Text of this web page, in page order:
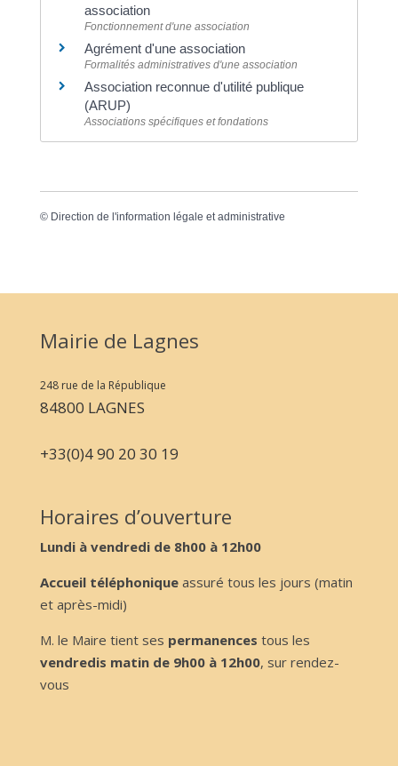
association
Fonctionnement d'une association
Agrément d'une association
Formalités administratives d'une association
Association reconnue d'utilité publique
(ARUP)
Associations spécifiques et fondations
© Direction de l'information légale et administrative
Mairie de Lagnes
248 rue de la République
84800 LAGNES
+33(0)4 90 20 30 19
Horaires d’ouverture
Lundi à vendredi de 8h00 à 12h00
Accueil téléphoniqueassuré tous les jours (matin
et après-midi)
M. le Maire tient ses permanences tous les
vendredis matin de 9h00 à 12h00, sur rendez-
vous